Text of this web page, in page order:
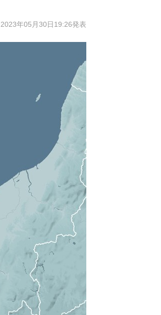
2023年05月30日19:26発表